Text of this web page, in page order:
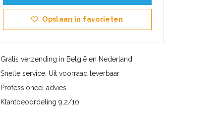
Opslaan in favorieten
Gratis verzending in België en Nederland
Snelle service. Uit voorraad leverbaar
Professioneel advies
Klantbeoordeling 9,2/10